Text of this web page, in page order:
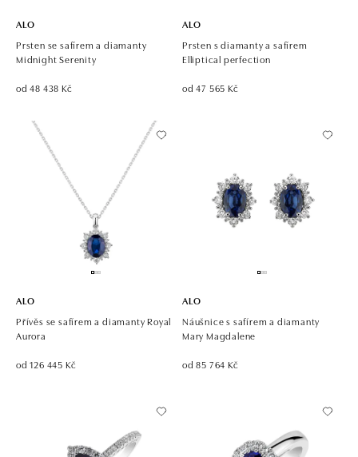
ALO
Prsten se safírem a diamanty
Midnight Serenity
od 48 438 Kč
ALO
Prsten s diamanty a safírem
Elliptical perfection
od 47 565 Kč
ALO
Přívěs se safírem a diamanty Royal
Aurora
od 126 445 Kč
ALO
Náušnice s safírem a diamanty
Mary Magdalene
od 85 764 Kč